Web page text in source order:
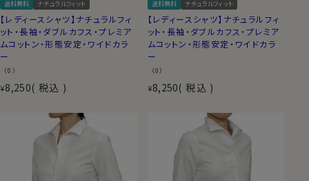
送料無料 ナチュラルフィット
【レディースシャツ】ナチュラルフィ
ット・長袖・ダブルカフス・プレミア
ムコットン・形態安定・ワイドカラ
ー
（0）
¥8,250 税込
送料無料 ナチュラルフィット
【レディースシャツ】ナチュラルフィ
ット・長袖・ダブルカフス・プレミア
ムコットン・形態安定・ワイドカラ
ー
（0）
¥8,250 税込